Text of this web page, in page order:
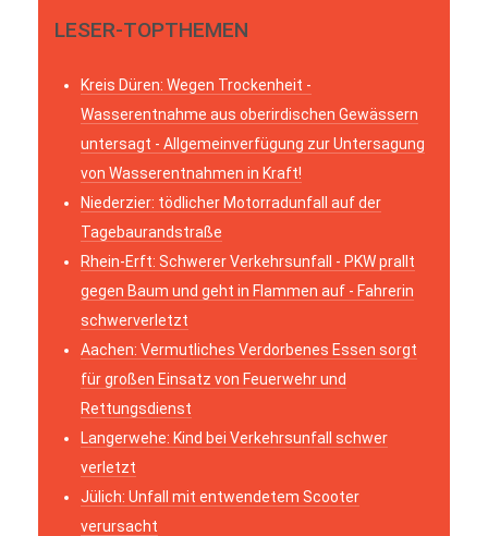
LESER-TOPTHEMEN
Kreis Düren: Wegen Trockenheit -
Wasserentnahme aus oberirdischen Gewässern
untersagt - Allgemeinverfügung zur Untersagung
von Wasserentnahmen in Kraft!
Niederzier: tödlicher Motorradunfall auf der
Tagebaurandstraße
Rhein-Erft: Schwerer Verkehrsunfall - PKW prallt
gegen Baum und geht in Flammen auf - Fahrerin
schwerverletzt
Aachen: Vermutliches Verdorbenes Essen sorgt
für großen Einsatz von Feuerwehr und
Rettungsdienst
Langerwehe: Kind bei Verkehrsunfall schwer
verletzt
Jülich: Unfall mit entwendetem Scooter
verursacht